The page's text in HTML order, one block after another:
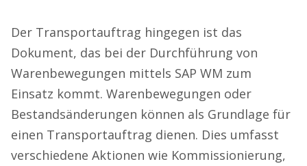
Der Transportauftrag hingegen ist das
Dokument, das bei der Durchführung von
Warenbewegungen mittels SAP WM zum
Einsatz kommt. Warenbewegungen oder
Bestandsänderungen können als Grundlage für
einen Transportauftrag dienen. Dies umfasst
verschiedene Aktionen wie Kommissionierung,